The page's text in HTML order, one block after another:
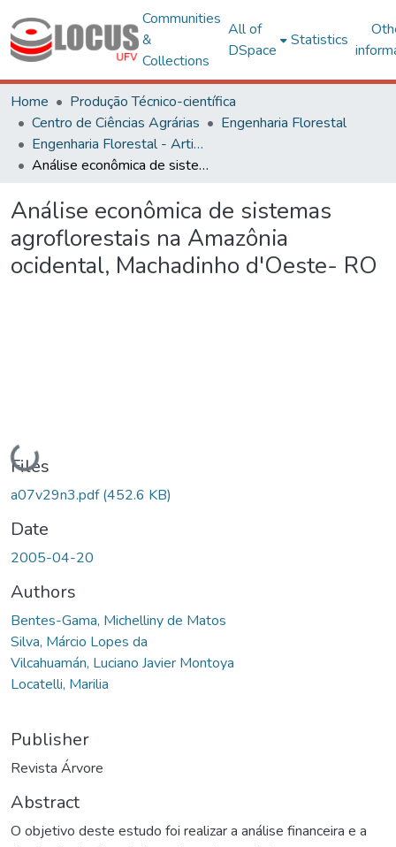
Communities
&
Collections
All of
DSpace
Statistics
Home
Produção Técnico-científica
Centro de Ciências Agrárias
Engenharia Florestal
Engenharia Florestal - Artigos
Análise econômica de sistemas agroflorestais na Amazônia ocidental, Machadinho d'Oeste- RO
Análise econômica de sistemas
agroflorestais na Amazônia
ocidental, Machadinho d'Oeste- RO
Loading...
Files
a07v29n3.pdf(452.6 KB)
Date
2005-04-20
Authors
Bentes-Gama, Michelliny de Matos
Silva, Márcio Lopes da
Vilcahuamán, Luciano Javier Montoya
Locatelli, Marilia
Publisher
Revista Árvore
Abstract
O objetivo deste estudo foi realizar a análise financeira e a